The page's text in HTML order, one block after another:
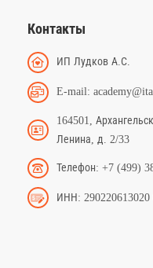
Контакты
ИП Лудков А.С.
E-mail:
164501,
Ленина, д. 2/33
Телефон: +7 (499)
ИНН: